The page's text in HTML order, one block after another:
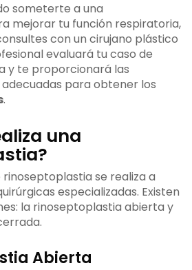
someterte a una
mejorar tu función respiratoria,
con un cirujano plástico
evaluará tu caso de
y te proporcionará las
adecuadas para obtener los
.
una
se realiza a
especializadas. Existen
la rinoseptoplastia abierta y
Abierta